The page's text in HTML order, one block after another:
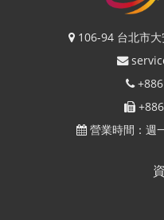
106-94 台北市大
+886
營業時間：週